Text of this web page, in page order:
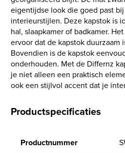
eigentijdse look die goed past
interieurstijlen. Deze kapstok is
hal, slaapkamer of badkamer.
ervoor dat de kapstok duurzaam
Bovendien is de kapstok
onderhouden. Met de Differnz
je niet alleen een praktisch
ook een stijlvol accent dat je
Productspecificaties
Productnummer